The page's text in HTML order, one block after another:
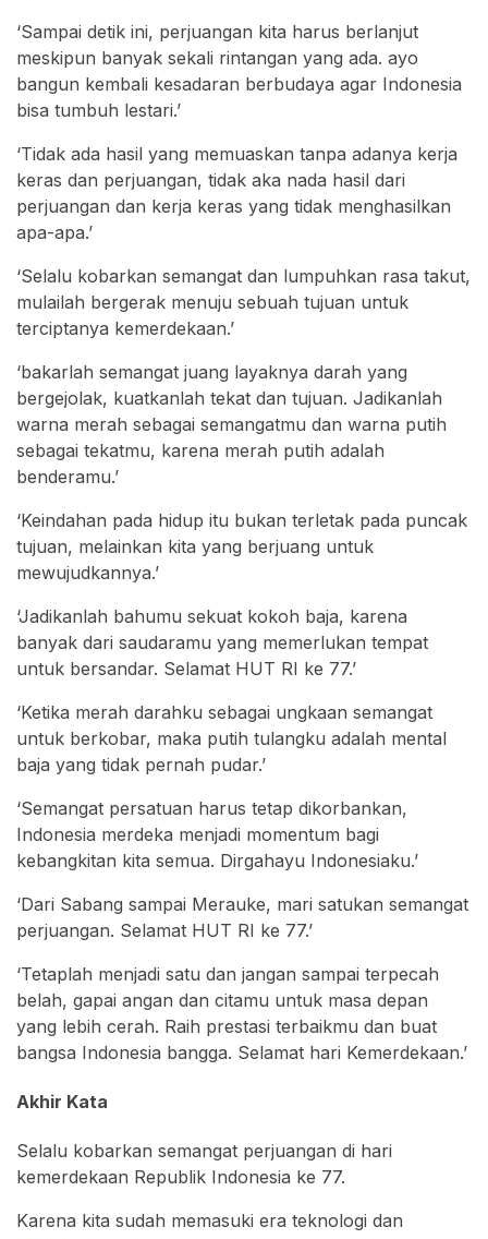
‘Sampai detik ini, perjuangan kita harus berlanjut
meskipun banyak sekali rintangan yang ada. ayo
bangun kembali kesadaran berbudaya agar Indonesia
bisa tumbuh lestari.’
‘Tidak ada hasil yang memuaskan tanpa adanya kerja
keras dan perjuangan, tidak aka nada hasil dari
perjuangan dan kerja keras yang tidak menghasilkan
apa-apa.’
‘Selalu kobarkan semangat dan lumpuhkan rasa takut,
mulailah bergerak menuju sebuah tujuan untuk
terciptanya kemerdekaan.’
‘bakarlah semangat juang layaknya darah yang
bergejolak, kuatkanlah tekat dan tujuan. Jadikanlah
warna merah sebagai semangatmu dan warna putih
sebagai tekatmu, karena merah putih adalah
benderamu.’
‘Keindahan pada hidup itu bukan terletak pada puncak
tujuan, melainkan kita yang berjuang untuk
mewujudkannya.’
‘Jadikanlah bahumu sekuat kokoh baja, karena
banyak dari saudaramu yang memerlukan tempat
untuk bersandar. Selamat HUT RI ke 77.’
‘Ketika merah darahku sebagai ungkaan semangat
untuk berkobar, maka putih tulangku adalah mental
baja yang tidak pernah pudar.’
‘Semangat persatuan harus tetap dikorbankan,
Indonesia merdeka menjadi momentum bagi
kebangkitan kita semua. Dirgahayu Indonesiaku.’
‘Dari Sabang sampai Merauke, mari satukan semangat
perjuangan. Selamat HUT RI ke 77.’
‘Tetaplah menjadi satu dan jangan sampai terpecah
belah, gapai angan dan citamu untuk masa depan
yang lebih cerah. Raih prestasi terbaikmu dan buat
bangsa Indonesia bangga. Selamat hari Kemerdekaan.’
Akhir Kata
Selalu kobarkan semangat perjuangan di hari
kemerdekaan Republik Indonesia ke 77.
Karena kita sudah memasuki era teknologi dan